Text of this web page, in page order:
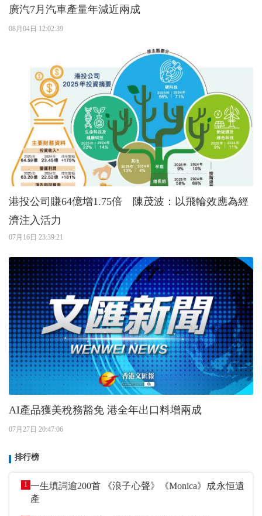
廣汽7月汽車產量年減近兩成
08月04日 12:02:39
港投公司賺64億增1.75倍 陳茂波：以飛輪效應為經
濟注入活力
07月16日 23:39:21
AI產品獲美稅務豁免 港全年出口料增兩成
07月27日 20:47:06
排行榜
1 一生填詞逾200首 《浪子心聲》《Monica》成永恒遺
產